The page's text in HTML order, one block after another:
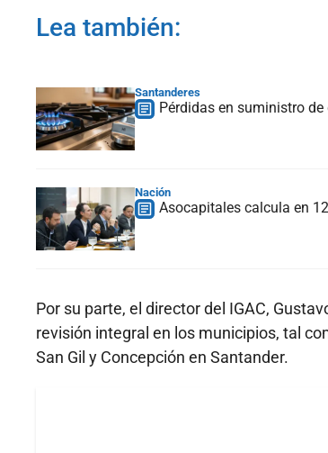
Lea también:
Santanderes
Pérdidas en suministro
Nación
Asocapitales calcula en
Por su parte, el director del IGAC,
revisión integral en los municipios, tal
San Gil y Concepción en Santander.